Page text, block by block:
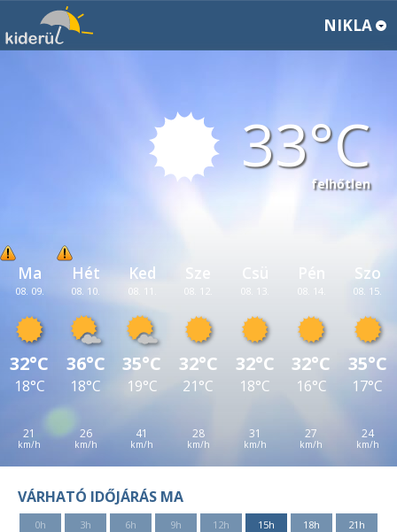
NIKLA
33
felhőtlen
Ma
08. 09.
32°C
18°C
21
Hét
08. 10.
36°C
18°C
26
Ked
08. 11.
35°C
19°C
41
08. 12.
32°C
21°C
28
08. 13.
32°C
18°C
31
08. 14.
32°C
16°C
27
Szo
08. 15.
35°C
17°C
24
VÁRHATÓ IDŐJÁRÁS MA
0h 3h 6h 9h 12h 15h 18h 21h